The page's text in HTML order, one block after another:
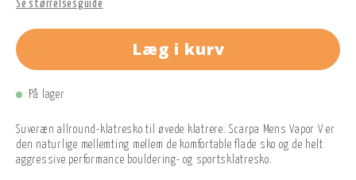
Se størrelsesguide
Læg i kurv
På lager
Suveræn allround-klatresko til øvede klatrere. Scarpa Mens Vapor V er
den naturlige mellemting mellem de komfortable flade sko og de helt
aggressive performance bouldering- og sportsklatresko.